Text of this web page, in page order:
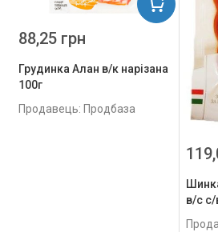
Грудинка Алан в/к нарізана
100г
Продавець: Продбаза
88,25 грн
в/с с/